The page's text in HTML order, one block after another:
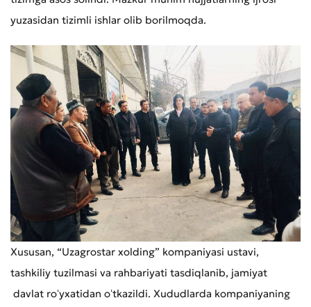
yuzasidan tizimli ishlar olib borilmoqda.
Xususan, “Uzagrostar xolding” kompaniyasi ustavi,
tashkiliy tuzilmasi va rahbariyati tasdiqlanib, jamiyat
davlat roʻyxatidan oʻtkazildi. Xududlarda kompaniyaning